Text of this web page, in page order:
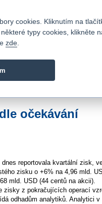
moderní česká banka. Poskytuje
očekávání
reportovala kvartální zisk,
zisku o +6% na 4,96 mld.
mld. USD (44 centů na akcii).
zisky z pokračujících operací
odhadům analytiků. Analytici v
cookies. Kliknutím na
typy cookies, klikněte
zde